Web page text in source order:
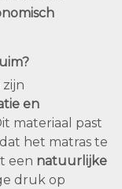
en
materiaal past
het matras te
een natuurlijke
druk op